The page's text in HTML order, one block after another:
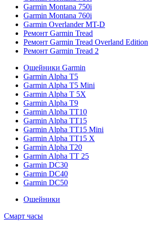
Garmin Montana 750i
Garmin Montana 760i
Garmin Overlander MT-D
Ремонт Garmin Tread
Ремонт Garmin Tread Overland Edition
Ремонт Garmin Tread 2
Ошейники Garmin
Garmin Alpha T5
Garmin Alpha T5 Mini
Garmin Alpha T 5X
Garmin Alpha T9
Garmin Alpha TT10
Garmin Alpha TT15
Garmin Alpha TT15 Mini
Garmin Alpha TT15 X
Garmin Alpha T20
Garmin Alpha TT 25
Garmin DC30
Garmin DC40
Garmin DC50
Ошейники
Смарт часы